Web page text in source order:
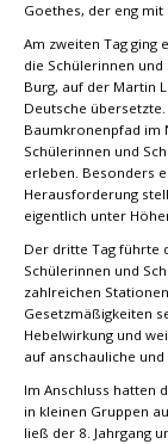
Goethes, der eng
Am zweiten Tag
die Schülerinnen
Burg, auf der Martin
Deutsche
Baumkronenpfad im
Schülerinnen und
erleben. Besonders
Herausforderung
eigentlich unter
Der dritte Tag führte
Schülerinnen und
zahlreichen
Gesetzmäßigkeiten
Hebelwirkung und
auf anschauliche
Im Anschluss hatten
in kleinen Gruppen
ließ der 8. Jahrgang